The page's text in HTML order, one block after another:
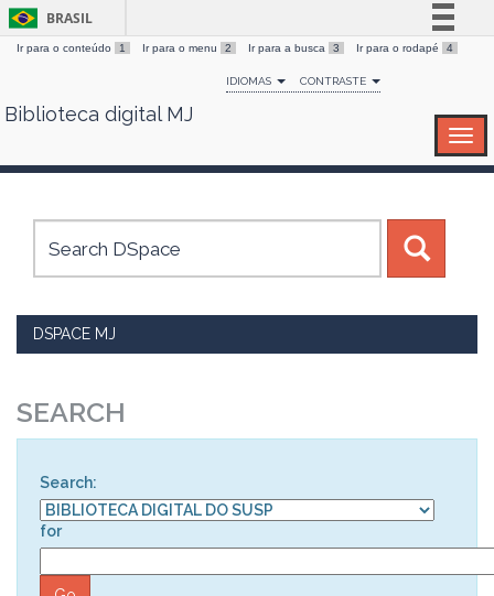
Skip
BRASIL
Simplifique!
Comunica BR
Canais
Ir para o conteúdo 1 Ir para o menu 2 Ir para a busca 3 Ir para o rodapé 4
IDIOMAS CONTRASTE
Biblioteca digital MJ
DSPACE MJ
SEARCH
Search:
for